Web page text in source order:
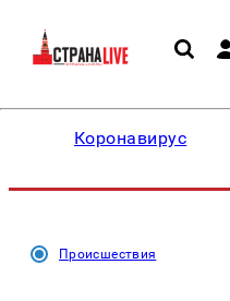
Коронавирус
Происшествия